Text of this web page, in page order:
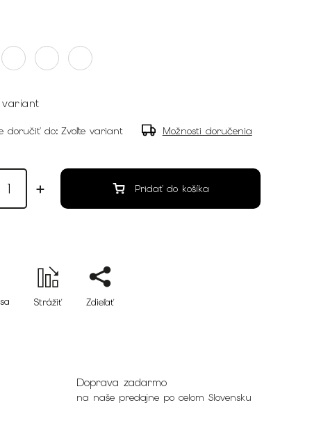
doručiť do: Zvoľte variant Možnosti doručenia
Pridať do košíka
Strážiť Zdieľať
Doprava zadarmo
na naše predajne po celom Slovensku